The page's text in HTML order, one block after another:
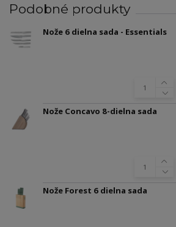
Podobné produkty
Nože 6 dielna sada - Essentials
Nože Concavo 8-dielna sada
Nože Forest 6 dielna sada